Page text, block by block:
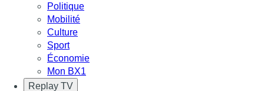
Politique
Mobilité
Culture
Sport
Économie
Mon BX1
Replay TV